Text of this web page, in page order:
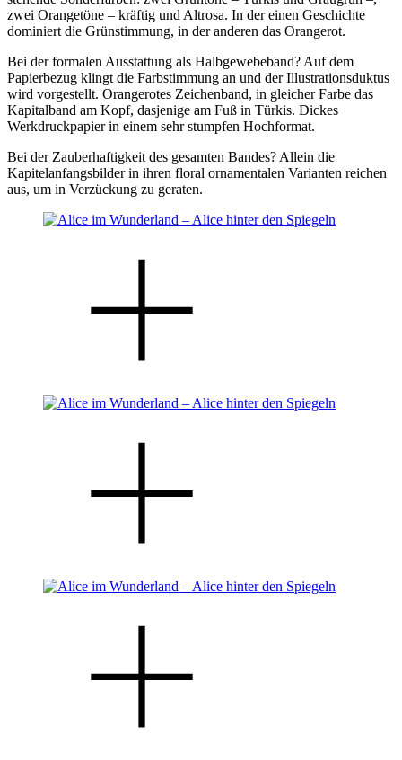
zwei Orangetöne – kräftig und Altrosa. In der einen Geschichte
dominiert die Grünstimmung, in der anderen das Orangerot.
Bei der formalen Ausstattung als Halbgewebeband? Auf dem
Papierbezug klingt die Farbstimmung an und der Illustrationsduktus
wird vorgestellt. Orangerotes Zeichenband, in gleicher Farbe das
Kapitalband am Kopf, dasjenige am Fuß in Türkis. Dickes
Werkdruckpapier in einem sehr stumpfen Hochformat.
Bei der Zauberhaftigkeit des gesamten Bandes? Allein die
Kapitelanfangsbilder in ihren floral ornamentalen Varianten reichen
aus, um in Verzückung zu geraten.